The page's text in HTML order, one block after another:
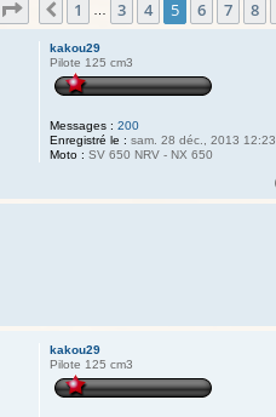
Page sur8
Précédente
1 3 4 5 6 7 8
kakou29
Pilote 125 cm3
Messages : 200
Enregistré le : sam. 28 déc., 2013 12:23
Moto : SV 650 NRV - NX 650
kakou29
Pilote 125 cm3